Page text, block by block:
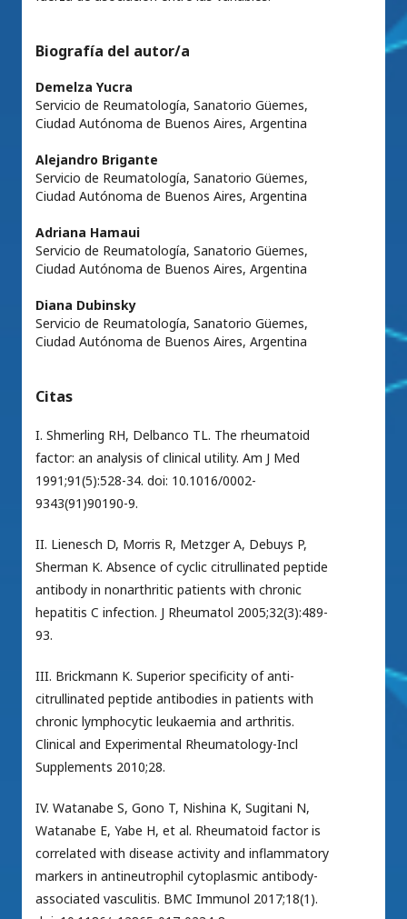
Biografía del autor/a
Demelza Yucra
Servicio de Reumatología, Sanatorio Güemes,
Ciudad Autónoma de Buenos Aires, Argentina
Alejandro Brigante
Servicio de Reumatología, Sanatorio Güemes,
Ciudad Autónoma de Buenos Aires, Argentina
Adriana Hamaui
Servicio de Reumatología, Sanatorio Güemes,
Ciudad Autónoma de Buenos Aires, Argentina
Diana Dubinsky
Servicio de Reumatología, Sanatorio Güemes,
Ciudad Autónoma de Buenos Aires, Argentina
Citas
I. Shmerling RH, Delbanco TL. The rheumatoid
factor: an analysis of clinical utility. Am J Med
1991;91(5):528-34. doi: 10.1016/0002-
9343(91)90190-9.
II. Lienesch D, Morris R, Metzger A, Debuys P,
Sherman K. Absence of cyclic citrullinated peptide
antibody in nonarthritic patients with chronic
hepatitis C infection. J Rheumatol 2005;32(3):489-
93.
III. Brickmann K. Superior specificity of anti-
citrullinated peptide antibodies in patients with
chronic lymphocytic leukaemia and arthritis.
Clinical and Experimental Rheumatology-Incl
Supplements 2010;28.
IV. Watanabe S, Gono T, Nishina K, Sugitani N,
Watanabe E, Yabe H, et al. Rheumatoid factor is
correlated with disease activity and inflammatory
markers in antineutrophil cytoplasmic antibody-
associated vasculitis. BMC Immunol 2017;18(1).